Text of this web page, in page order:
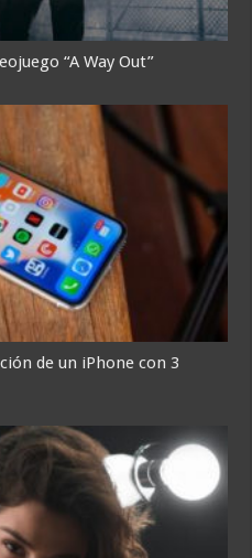
“A Way Out”
de un iPhone con 3